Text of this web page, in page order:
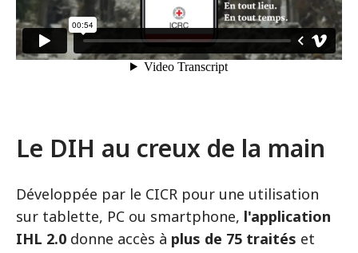
Le DIH au creux de la main
Développée par le CICR pour une utilisation
sur tablette, PC ou smartphone, l'application
IHL 2.0 donne accès à plus de 75 traités et